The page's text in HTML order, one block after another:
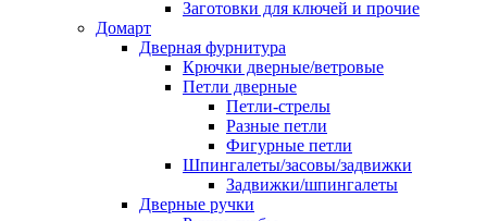
Заготовки для ключей и прочие
Домарт
Дверная фурнитура
Крючки дверные/ветровые
Петли дверные
Петли-стрелы
Разные петли
Фигурные петли
Шпингалеты/засовы/задвижки
Задвижки/шпингалеты
Дверные ручки